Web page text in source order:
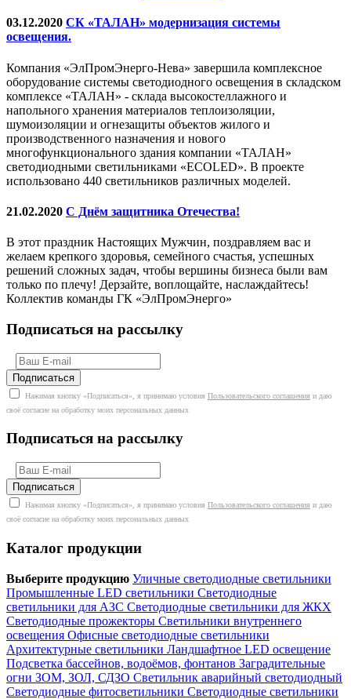
03.12.2020 СК «ТАЛАН» модернизация системы
освещения.
Компания «ЭлПромЭнерго-Нева» завершила комплексное
оборудование системы светодиодного освещения в складском
комплексе «ТАЛАН» - склада высокостеллажного и
напольного хранения материалов теплоизоляции,
шумоизоляции и огнезащиты объектов жилого и
производственного назначения и нового
многофункционального здания компании «ТАЛАН»
светодиодными светильниками «ECOLED». В проекте
использовано 440 светильников различных моделей.
21.02.2020 С Днём защитника Отечества!
В этот праздник Настоящих Мужчин, поздравляем вас и
желаем крепкого здоровья, семейного счастья, успешных
решений сложных задач, чтобы вершины бизнеса были вам
только по плечу! Дерзайте, воплощайте, наслаждайтесь!
Коллектив команды ГК «ЭлПромЭнерго»
Подписаться на рассылку
Нажимая кнопку «Подписаться», я принимаю условия Пользовательского соглашения и даю
своё согласие на обработку моих персональных данных
Подписаться на рассылку
Нажимая кнопку «Подписаться», я принимаю условия Пользовательского соглашения и даю
своё согласие на обработку моих персональных данных
Каталог продукции
Выберите продукцию Уличные светодиодные светильники
Промышленные LED светильники Светодиодные
светильники для АЗС Светодиодные светильники для ЖКХ
Светодиодные прожекторы Светильники внутреннего
освещения Офисные светодиодные светильники
Архитектурные светильники Ландшафтное LED освещение
Подсветка бассейнов, водоёмов, фонтанов Заградительные
огни ЗОМ, ЗОЛ, СДЗО Светильник аварийный светодиодный
Светодиодные фитосветильники Светодиодные светильники